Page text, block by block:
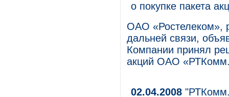
о покупке пакета
ОАО «Ростелеком»,
дальней связи,
Компании принял
акций ОАО
02.04.2008